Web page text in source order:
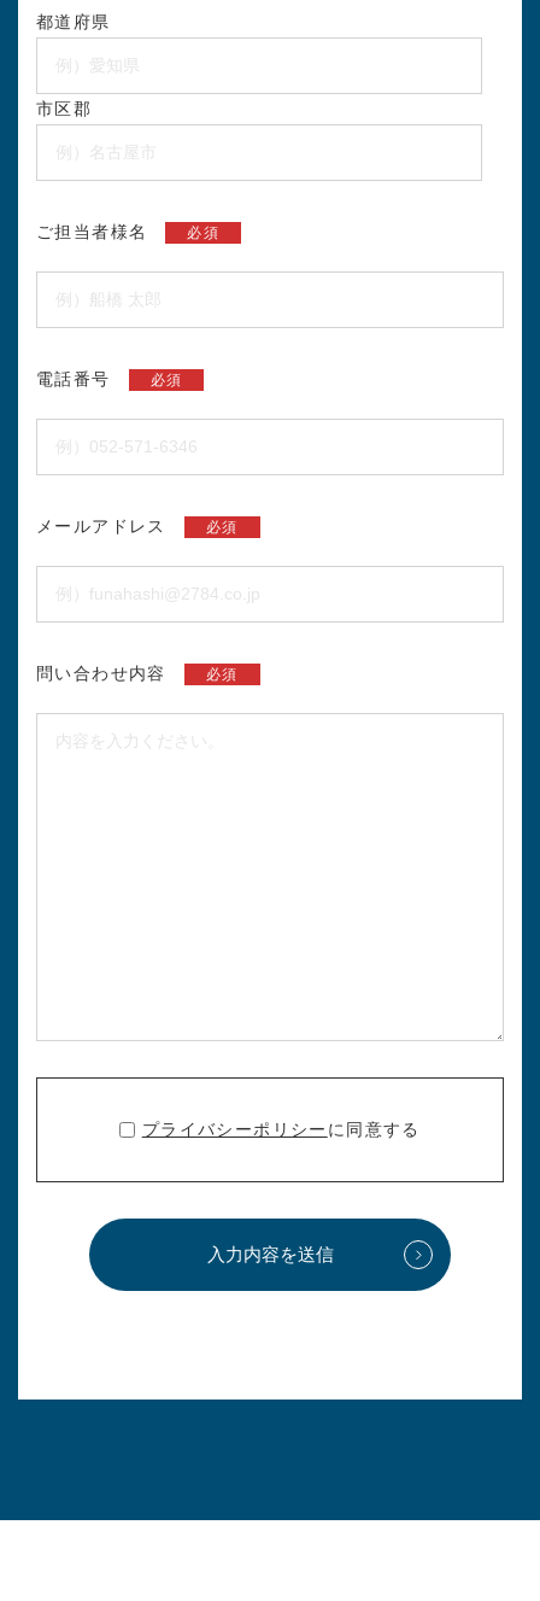
都道府県
市区郡
ご担当者様名 必須
電話番号 必須
メールアドレス 必須
問い合わせ内容 必須
プライバシーポリシー に同意する
入力内容を送信